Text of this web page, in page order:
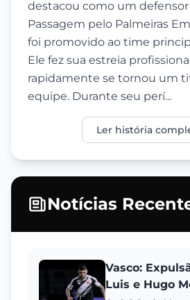
destacou como um
Passagem pelo Palmeiras
foi promovido ao time
Ele fez sua estreia
rapidamente se tornou um
equipe. Durante seu perí...
Ler história
Notícias
Vasco:
Luis e Hugo